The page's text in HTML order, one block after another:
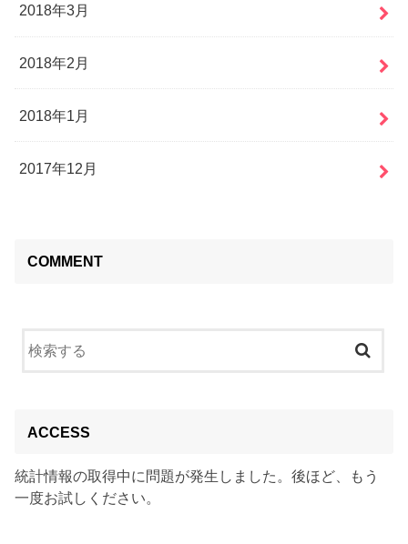
2018年3月
2018年2月
2018年1月
2017年12月
COMMENT
ACCESS
統計情報の取得中に問題が発生しました。後ほど、もう
一度お試しください。